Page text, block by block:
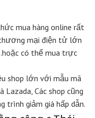
mua hàng online rất
mại điện tử lớn
có thể mua trực
shop lớn với mẫu mã
Lazada, Các shop cũng
trình giảm giá hấp dẫn.